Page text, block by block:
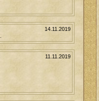
14.11.2019
11.11.2019